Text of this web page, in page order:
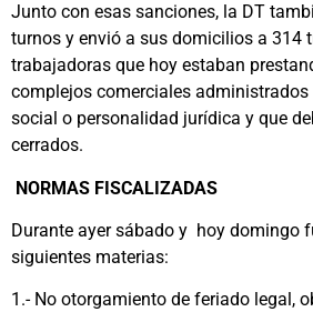
Junto con esas sanciones, la DT
turnos y envió a sus domicilios a 314
trabajadoras que hoy estaban
complejos comerciales
social o personalidad jurídica y que
cerrados.
NORMAS FISCALIZADAS
Durante ayer sábado y hoy domingo
siguientes materias:
1.- No otorgamiento de feriado legal,